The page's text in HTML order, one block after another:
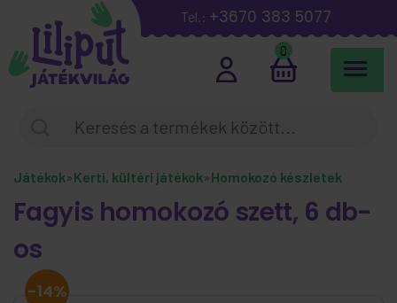
Tel.: +3670 383 5077
0
Játékok»Kerti, kültéri játékok»Homokozó készletek
Fagyis homokozó szett, 6 db-
os
-14%